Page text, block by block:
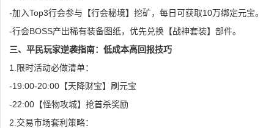
-加入Top3行会参与【行会秘境】挖矿，每日可获取10万绑定元宝。
-行会BOSS产出稀有装备图纸，优先兑换【战神套装】部件。
三、平民玩家逆袭指南：低成本高回报技巧
1.限时活动必做清单：
-19:00-20:00【天降财宝】刷元宝
-22:00【怪物攻城】抢首杀奖励
2.交易市场套利策略：